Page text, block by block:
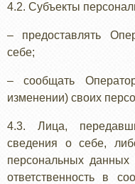
4.2. Субъекты
– предоставлять
себе;
– сообщать
изменении) своих
4.3. Лица,
сведения о себе,
персональных данных
ответственность в